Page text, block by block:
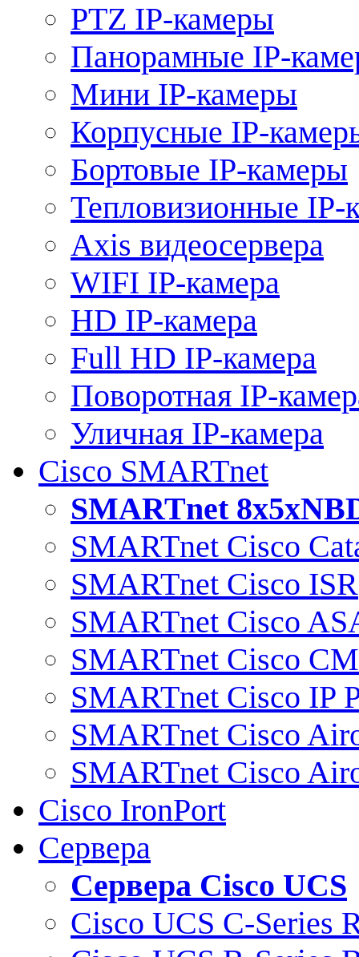
PTZ IP-камеры
Панорамные IP-
Мини IP-камеры
Корпусные IP-
Бортовые IP-камеры
Тепловизионные IP-
Axis видеосервера
WIFI IP-камера
HD IP-камера
Full HD IP-камера
Поворотная IP-
Уличная IP-камера
Cisco SMARTnet
SMARTnet
SMARTnet Cisco
SMARTnet Cisco ISR
SMARTnet Cisco
SMARTnet Cisco
SMARTnet Cisco IP
SMARTnet Cisco
SMARTnet Cisco
Cisco IronPort
Сервера
Сервера Cisco UCS
Cisco UCS C-Series